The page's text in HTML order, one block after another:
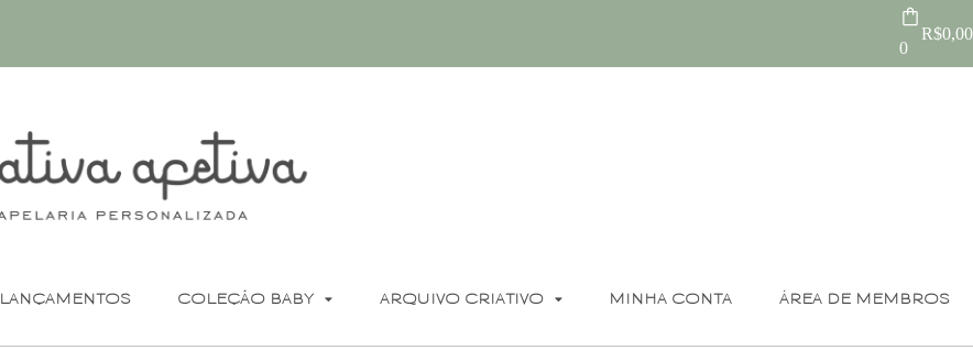
0
R$0,00
LANÇAMENTOS COLEÇÃO BABY ARQUIVO CRIATIVO MINHA CONTA ÁREA DE MEMBROS